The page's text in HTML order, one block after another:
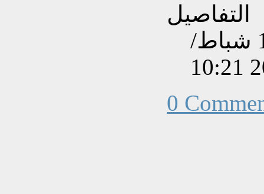
التفاصيل
تم إنشاءه بتاريخ الأربعاء, 11 شباط/
0